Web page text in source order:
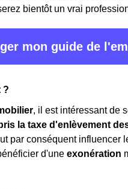
bientôt un vrai
mon guide de
?
, il est intéressant de
la taxe d'enlèvement
par conséquent influencer
d'une exonération